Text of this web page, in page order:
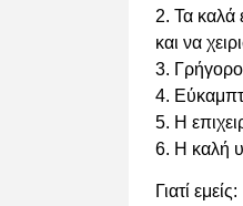
2. Τα καλά
και να
3.
4.
5. Η
6. Η καλή
Γιατί εμείς: